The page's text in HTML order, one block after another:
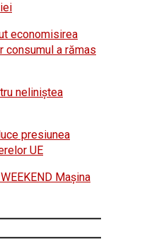
economisirea
consumul a rămas
neliniştea
presiunea
UE
Maşina